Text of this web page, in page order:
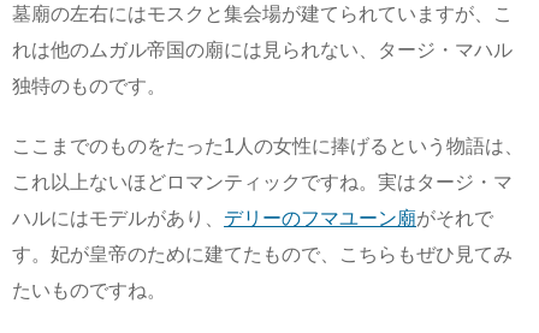
墓廟の左右にはモスクと集会場が建てられていますが、こ
れは他のムガル帝国の廟には見られない、タージ・マハル
独特のものです。
ここまでのものをたった1人の女性に捧げるという物語は、
これ以上ないほどロマンティックですね。実はタージ・マ
ハルにはモデルがあり、 デリーのフマユーン廟がそれで
す。妃が皇帝のために建てたもので、こちらもぜひ見てみ
たいものですね。